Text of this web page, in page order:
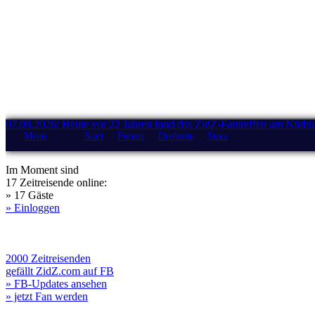
07.08.2026: Heute vor 22 Jahren fand das ZidZ-Fantreffen am
Menü Start Forum Drehorte Stars
Im Moment sind
17 Zeitreisende online:
» 17 Gäste
» Einloggen
2000 Zeitreisenden
gefällt ZidZ.com auf FB
» FB-Updates ansehen
» jetzt Fan werden